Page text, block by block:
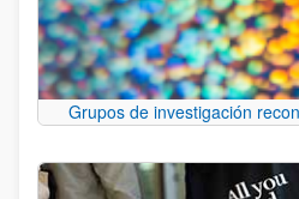
Grupos de investigación